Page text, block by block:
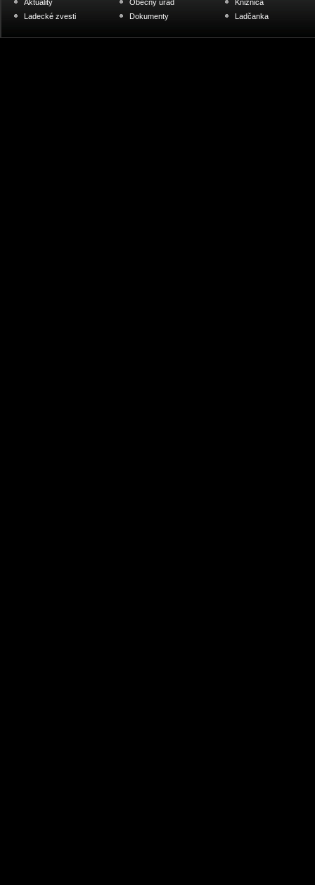
Aktuality
Ladecké zvesti
Obecný úrad
Dokumenty
Knižnica
Ladčanka